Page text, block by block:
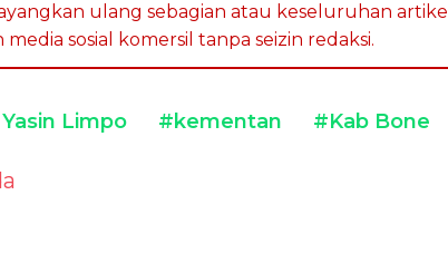
ulang sebagian atau keseluruhan artikel
sosial komersil tanpa seizin redaksi.
Limpo #kementan #Kab Bone